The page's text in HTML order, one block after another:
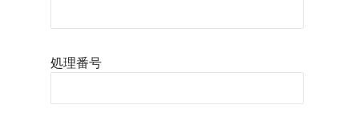
処理番号